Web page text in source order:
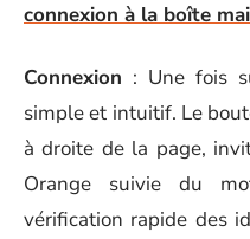
connexion à la boîte
Connexion : Une fois
simple et intuitif. Le
à droite de la page,
Orange suivie du
vérification rapide des